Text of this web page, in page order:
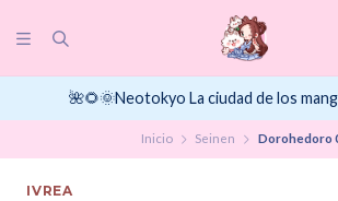
🌺🌻🌞Neotokyo La ciudad de los
Inicio Seinen Dorohedoro
IVREA